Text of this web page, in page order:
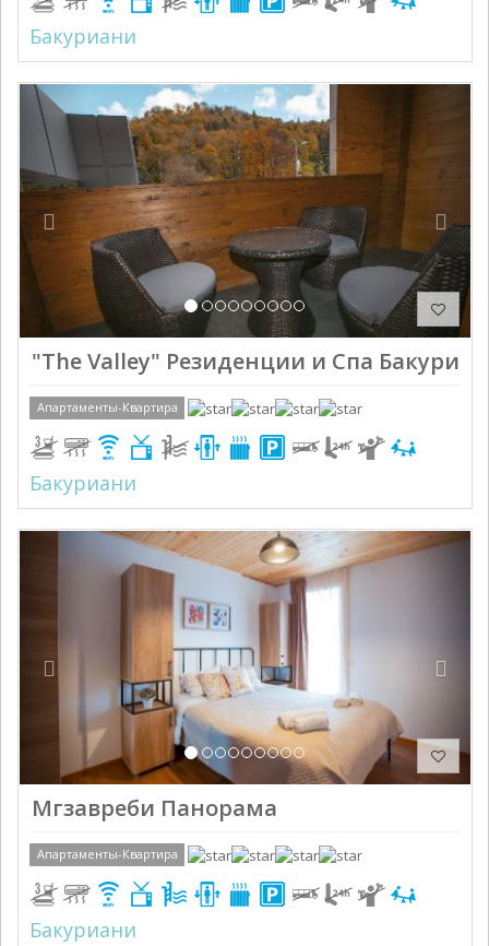
Бакуриани
Previous
"The Valley" Резиденции и Спа
Апартаменты-Квартира
Бакуриани
Previous Next
Мгзавреби Панорама
Апартаменты-Квартира
Бакуриани